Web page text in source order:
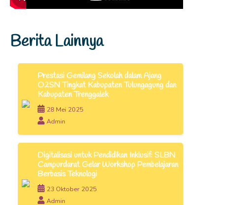
Berita Lainnya
Prestasi Gemilang Sekolah dalam Ajang
O2SN Tingkat Kabupaten Tulungagung dan
Kabupaten Trenggalek
28 Mei 2025
Admin
Digitalisasi untuk Pendidikan Inklusif: SLBN
Campurdarat Gelar Workshop Pembelajaran
Berbasis Teknologi
23 Oktober 2025
Admin